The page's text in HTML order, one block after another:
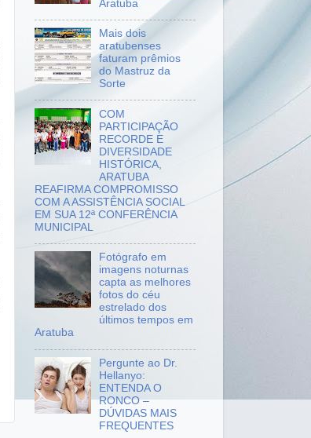
Aratuba
Mais dois
aratubenses
faturam prêmios
do Mastruz da
Sorte
COM
PARTICIPAÇÃO
RECORDE E
DIVERSIDADE
HISTÓRICA,
ARATUBA
REAFIRMA COMPROMISSO
COM A ASSISTÊNCIA SOCIAL
EM SUA 12ª CONFERÊNCIA
MUNICIPAL
Fotógrafo em
imagens noturnas
capta as melhores
fotos do céu
estrelado dos
últimos tempos em
Aratuba
Pergunte ao Dr.
Hellanyo:
ENTENDA O
RONCO –
DÚVIDAS MAIS
FREQUENTES